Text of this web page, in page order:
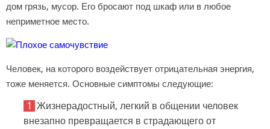
дом грязь, мусор. Его бросают под шкаф или в любое
неприметное место.
Человек, на которого воздействует отрицательная энергия,
тоже меняется. Основные симптомы следующие:
Жизнерадостный, легкий в общении человек
внезапно превращается в страдающего от